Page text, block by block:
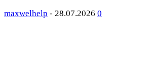
maxwelhelp - 28.07.2026 0